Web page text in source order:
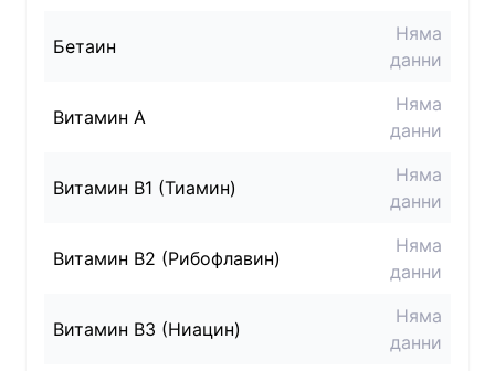
Бетаин
Няма
данни
Витамин A
Няма
данни
Витамин B1 (Тиамин)
Няма
данни
Витамин B2 (Рибофлавин)
Няма
данни
Витамин B3 (Ниацин)
Няма
данни